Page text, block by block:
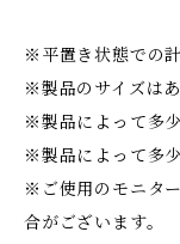
※平置き状態での
※製品のサイズは
※製品によって多
※製品によって多
※ご使用のモニタ
合がございます。